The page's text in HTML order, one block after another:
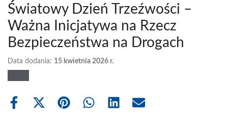
Światowy Dzień Trzeźwości –
Ważna Inicjatywa na Rzecz
Bezpieczeństwa na Drogach
Data dodania: 15 kwietnia 2026 r.
Share
Share Share Share Share Share